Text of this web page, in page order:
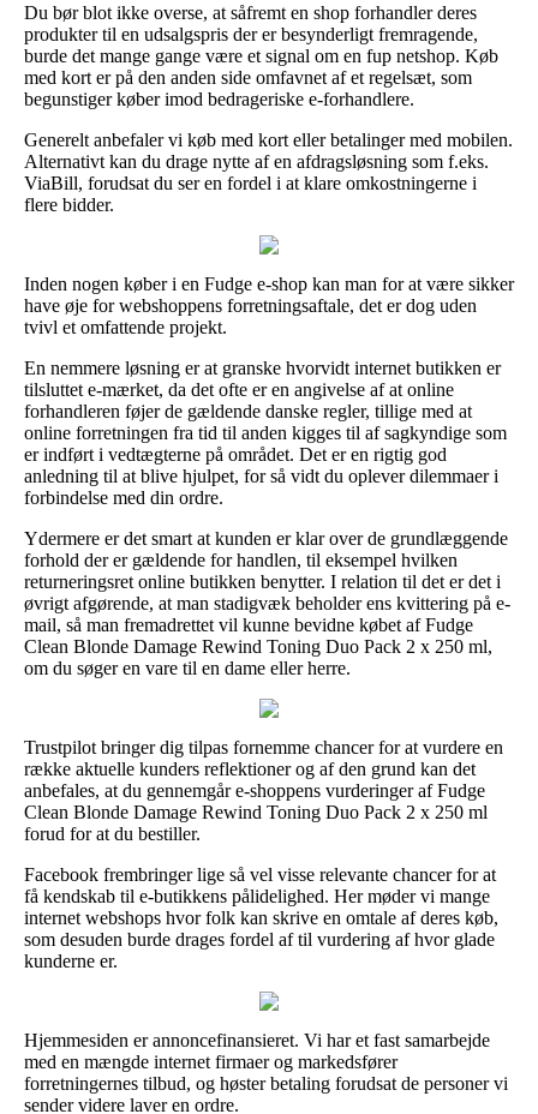
Du bør blot ikke overse, at såfremt en shop forhandler deres
produkter til en udsalgspris der er besynderligt fremragende,
burde det mange gange være et signal om en fup netshop. Køb
med kort er på den anden side omfavnet af et regelsæt, som
begunstiger køber imod bedrageriske e-forhandlere.
Generelt anbefaler vi køb med kort eller betalinger med mobilen.
Alternativt kan du drage nytte af en afdragsløsning som f.eks.
ViaBill, forudsat du ser en fordel i at klare omkostningerne i
flere bidder.
Inden nogen køber i en Fudge e-shop kan man for at være sikker
have øje for webshoppens forretningsaftale, det er dog uden
tvivl et omfattende projekt.
En nemmere løsning er at granske hvorvidt internet butikken er
tilsluttet e-mærket, da det ofte er en angivelse af at online
forhandleren føjer de gældende danske regler, tillige med at
online forretningen fra tid til anden kigges til af sagkyndige som
er indført i vedtægterne på området. Det er en rigtig god
anledning til at blive hjulpet, for så vidt du oplever dilemmaer i
forbindelse med din ordre.
Ydermere er det smart at kunden er klar over de grundlæggende
forhold der er gældende for handlen, til eksempel hvilken
returneringsret online butikken benytter. I relation til det er det i
øvrigt afgørende, at man stadigvæk beholder ens kvittering på e-
mail, så man fremadrettet vil kunne bevidne købet af Fudge
Clean Blonde Damage Rewind Toning Duo Pack 2 x 250 ml,
om du søger en vare til en dame eller herre.
Trustpilot bringer dig tilpas fornemme chancer for at vurdere en
række aktuelle kunders reflektioner og af den grund kan det
anbefales, at du gennemgår e-shoppens vurderinger af Fudge
Clean Blonde Damage Rewind Toning Duo Pack 2 x 250 ml
forud for at du bestiller.
Facebook frembringer lige så vel visse relevante chancer for at
få kendskab til e-butikkens pålidelighed. Her møder vi mange
internet webshops hvor folk kan skrive en omtale af deres køb,
som desuden burde drages fordel af til vurdering af hvor glade
kunderne er.
Hjemmesiden er annoncefinansieret. Vi har et fast samarbejde
med en mængde internet firmaer og markedsfører
forretningernes tilbud, og høster betaling forudsat de personer vi
sender videre laver en ordre.